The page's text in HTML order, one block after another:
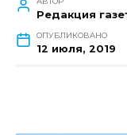
ОПУБЛИКОВАНО
12 июля, 2019